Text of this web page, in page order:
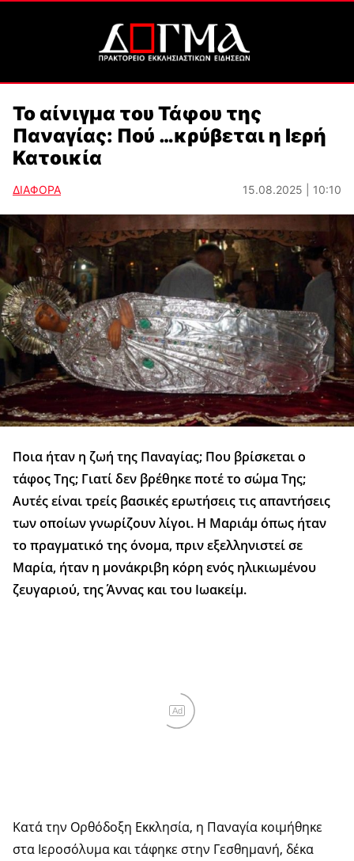
Το αίνιγμα του Τάφου της
Παναγίας: Πού …κρύβεται η Ιερή
Κατοικία
ΔΙΑΦΟΡΑ 15.08.2025 | 10:10
Ποια ήταν η ζωή της Παναγίας; Που βρίσκεται ο
τάφος Της; Γιατί δεν βρέθηκε ποτέ το σώμα Της;
Αυτές είναι τρείς βασικές ερωτήσεις τις απαντήσεις
των οποίων γνωρίζουν λίγοι. Η Μαριάμ όπως ήταν
το πραγματικό της όνομα, πριν εξελληνιστεί σε
Μαρία, ήταν η μονάκριβη κόρη ενός ηλικιωμένου
ζευγαριού, της Άννας και του Ιωακείμ.
Ad
Κατά την Ορθόδοξη Εκκλησία, η Παναγία κοιμήθηκε
στα Ιεροσόλυμα και τάφηκε στην Γεσθημανή, δέκα